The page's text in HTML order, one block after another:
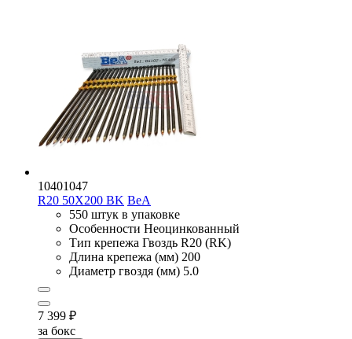
10401047
R20 50X200 BK BeA
550 штук в упаковке
Особенности Неоцинкованный
Тип крепежа Гвоздь R20 (RK)
Длина крепежа (мм) 200
Диаметр гвоздя (мм) 5.0
7 399 ₽
за бокс